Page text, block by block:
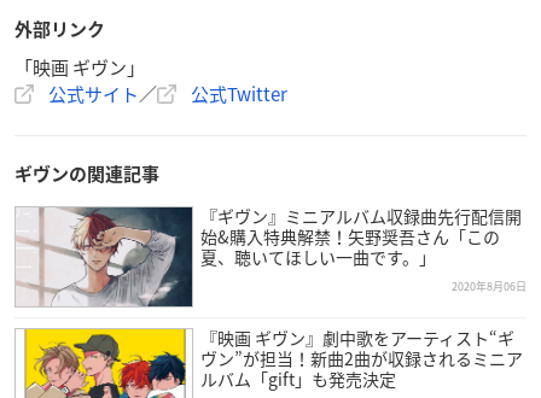
外部リンク
「映画 ギヴン」
公式サイト／ 公式Twitter
ギヴンの関連記事
『ギヴン』ミニアルバム収録曲先行配信開
始&購入特典解禁！矢野奨吾さん「この
夏、聴いてほしい一曲です。」
2020年8月06日
『映画 ギヴン』劇中歌をアーティスト“ギ
ヴン”が担当！新曲2曲が収録されるミニア
ルバム「gift」も発売決定